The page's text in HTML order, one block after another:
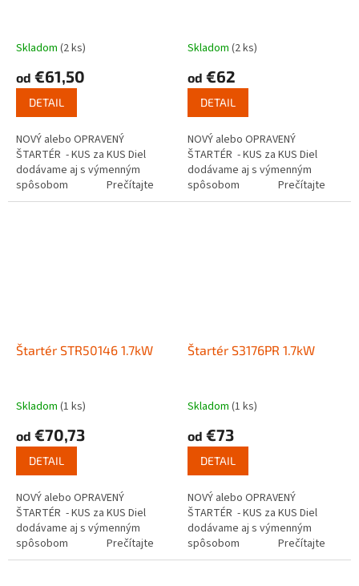
Skladom (2 ks)
od €61,50
DETAIL
NOVÝ alebo OPRAVENÝ
ŠTARTÉR - KUS za KUS Diel
dodávame aj s výmenným
spôsobom Prečítajte
si ako funguje...
Skladom (2 ks)
od €62
DETAIL
NOVÝ alebo OPRAVENÝ
ŠTARTÉR - KUS za KUS Diel
dodávame aj s výmenným
spôsobom Prečítajte
si ako funguje...
Štartér STR50146 1.7kW
Skladom (1 ks)
od €70,73
DETAIL
NOVÝ alebo OPRAVENÝ
ŠTARTÉR - KUS za KUS Diel
dodávame aj s výmenným
spôsobom Prečítajte
si ako funguje...
Štartér S3176PR 1.7kW
Skladom (1 ks)
od €73
DETAIL
NOVÝ alebo OPRAVENÝ
ŠTARTÉR - KUS za KUS Diel
dodávame aj s výmenným
spôsobom Prečítajte
si ako funguje...